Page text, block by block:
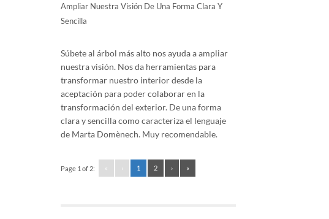
Ampliar Nuestra Visión De Una Forma Clara Y
Sencilla
Súbete al árbol más alto nos ayuda a ampliar
nuestra visión. Nos da herramientas para
transformar nuestro interior desde la
aceptación para poder colaborar en la
transformación del exterior. De una forma
clara y sencilla como caracteriza el lenguaje
de Marta Domènech. Muy recomendable.
Page 1 of 2: « ‹ 1 2 › »